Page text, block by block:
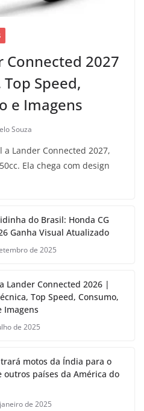
Connected 2027
Speed,
e Imagens
Souza
a Lander Connected 2027,
Ela chega com design
do Brasil: Honda CG
Ganha Visual Atualizado
de 2025
Lander Connected 2026 |
Top Speed, Consumo,
Imagens
de 2025
motos da Índia para o
outros países da América do
de 2025